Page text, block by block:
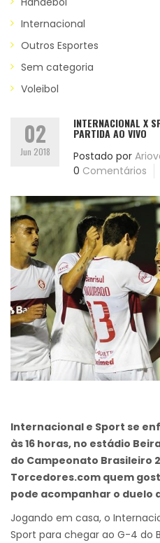
Internacional
Outros Esportes
Sem categoria
Voleibol
02
Jun 2018
INTERNACIONAL X
PARTIDA AO VIVO
Postado por
0 Comentários
Internacional e Sport se
às 16 horas, no estádio
do Campeonato Brasileiro
Torcedores.com quem
pode acompanhar o duelo
Jogando em casa, o
Sport para chegar ao G-4 do